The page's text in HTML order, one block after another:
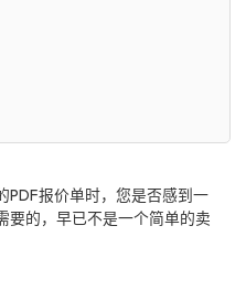
PDF报价单时，您是否感到一
要的，早已不是一个简单的卖